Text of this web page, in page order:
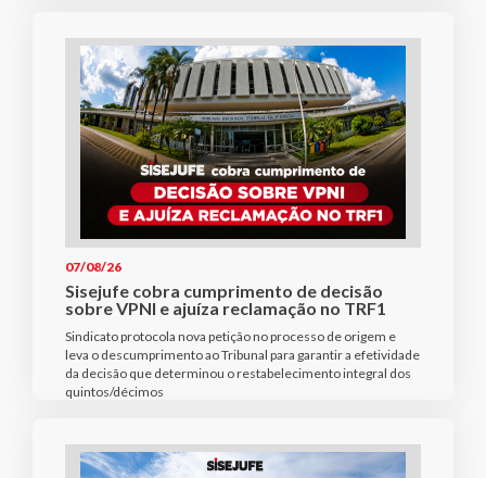
07/08/26
Sisejufe cobra cumprimento de decisão
sobre VPNI e ajuíza reclamação no TRF1
Sindicato protocola nova petição no processo de origem e
leva o descumprimento ao Tribunal para garantir a efetividade
da decisão que determinou o restabelecimento integral dos
quintos/décimos